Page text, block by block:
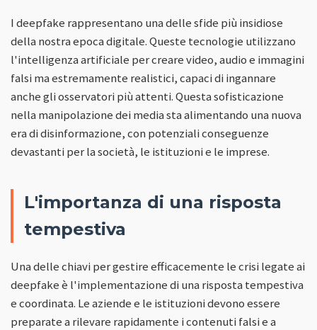
I deepfake rappresentano una delle sfide più insidiose
della nostra epoca digitale. Queste tecnologie utilizzano
l'intelligenza artificiale per creare video, audio e immagini
falsi ma estremamente realistici, capaci di ingannare
anche gli osservatori più attenti. Questa sofisticazione
nella manipolazione dei media sta alimentando una nuova
era di disinformazione, con potenziali conseguenze
devastanti per la società, le istituzioni e le imprese.
L'importanza di una risposta
tempestiva
Una delle chiavi per gestire efficacemente le crisi legate ai
deepfake è l'implementazione di una risposta tempestiva
e coordinata. Le aziende e le istituzioni devono essere
preparate a rilevare rapidamente i contenuti falsi e a